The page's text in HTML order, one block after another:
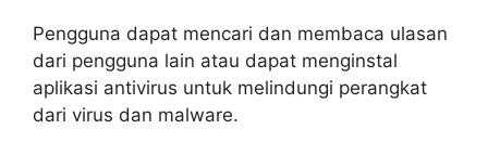
Pengguna dapat mencari dan membaca ulasan
dari pengguna lain atau dapat menginstal
aplikasi antivirus untuk melindungi perangkat
dari virus dan malware.